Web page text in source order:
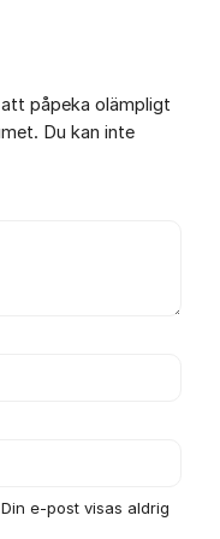
påpeka olämpligt
Du kan inte
e-post visas aldrig